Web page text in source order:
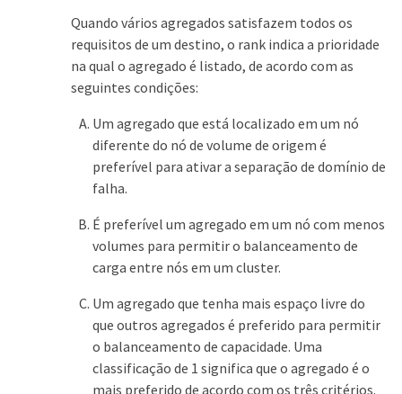
Quando vários agregados satisfazem todos os
requisitos de um destino, o rank indica a prioridade
na qual o agregado é listado, de acordo com as
seguintes condições:
Um agregado que está localizado em um nó
diferente do nó de volume de origem é
preferível para ativar a separação de domínio de
falha.
É preferível um agregado em um nó com menos
volumes para permitir o balanceamento de
carga entre nós em um cluster.
Um agregado que tenha mais espaço livre do
que outros agregados é preferido para permitir
o balanceamento de capacidade. Uma
classificação de 1 significa que o agregado é o
mais preferido de acordo com os três critérios.